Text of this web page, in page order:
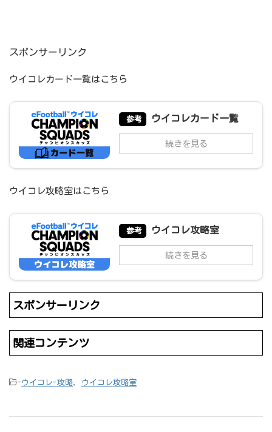
スポンサーリンク
ウイコレカード一覧はこちら
参考 ウイコレカード一覧
続きを見る
ウイコレ攻略室はこちら
参考 ウイコレ攻略室
続きを見る
スポンサーリンク
関連コンテンツ
-ウイコレ-攻略, ウイコレ攻略室